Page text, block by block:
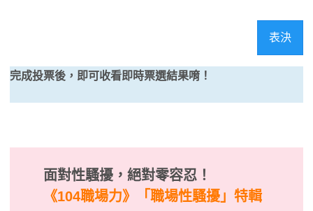
表決
完成投票後，即可收看即時票選結果唷！
面對性騷擾，絕對零容忍！
《104職場力》
「職場性騷擾」特輯